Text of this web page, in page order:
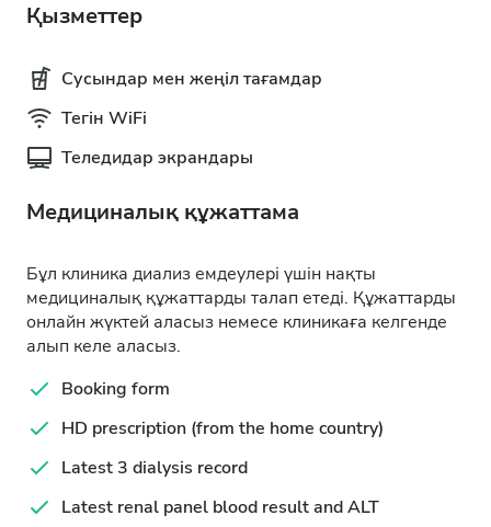
Қызметтер
Сусындар мен жеңіл тағамдар
Тегін WiFi
Теледидар экрандары
Медициналық құжаттама
Бұл клиника диализ емдеулері үшін нақты
медициналық құжаттарды талап етеді. Құжаттарды
онлайн жүктей аласыз немесе клиникаға келгенде
алып келе аласыз.
Booking form
HD prescription (from the home country)
Latest 3 dialysis record
Latest renal panel blood result and ALT